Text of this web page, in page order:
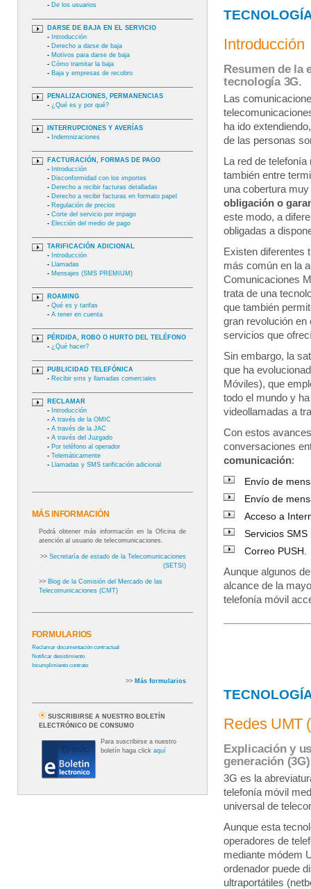
- De los usuarios
DARSE DE BAJA EN EL SERVICIO
- Introducción
- Derecho a darse de baja
- Motivos para darse de baja
- Cómo tramitar la baja
- Baja y empresas de recobro
PENALIZACIONES, PERMANENCIAS
- ¿Qué es y por qué?
INTERRUPCIONES Y AVERÍAS
- Indemnizaciones
FACTURACIÓN, FORMAS DE PAGO
- Introducción
- Disconformidad con los importes
- Derecho a recibir facturas detalladas
- Derecho a recibir facturas en formato papel
- Regulación de precios
- Corte del servicio por impago
- Elección del medio de pago
TARIFICACIÓN ADICIONAL
- Introducción
- Llamadas
- Mensajes (SMS PREMIUM)
ROAMING
- Qué es y tarifas
- A tener en cuenta
PÉRDIDA, ROBO O HURTO DEL TELÉFONO
- ¿Qué hacer?
PUBLICIDAD TELEFÓNICA
- Recibir sms y llamadas comerciales
RECLAMAR
- Introducción
- A través de la OMIC
- A través de la JAC
- A través del Juzgado
- Por teléfono al operador
- Telemáticamente
- Llamadas y SMS tarificación adicional
MÁS INFORMACIÓN
Podrá obtener más información en la Oficina de
atención al usuario de telecomunicaciones.
>>Secretaría de estado de la Telecomunicaciones
(SETSI)
>> Blog de la Comisión del Mercado de las
Telecomunicaciones (CMT)
FORMULARIOS
Reclamar documentación contractual
Notificar desistimiento
Incumplimiento contrato
>> Más formularios
SUSCRIBIRSE A NUESTRO BOLETÍN
ELECTRÓNICO DE CONSUMO
Para suscribirse a nuestro
boletín haga click aquí
Introducción
Resumen de la
tecnología 3G.
Las
ha ido
de las personas
La red de
también entre
una cobertura
obligación o
este modo, a
obligadas a
Existen diferentes
más común en la
Comunicaciones
trata de una
que también
gran revolución
servicios que
Sin embargo, la
que ha
Móviles), que
todo el mundo y
videollamadas a
Con estos
conversaciones
comunicación:
Envío de
Envío de
Acceso a
Servicios SMS
Correo PUSH.
Aunque algunos
alcance de la
telefonía móvil
Redes UMT
Explicación y
generación
3G es la
telefonía móvil
universal de
Aunque esta
operadores de
mediante módem
ordenador puede
ultraportátiles